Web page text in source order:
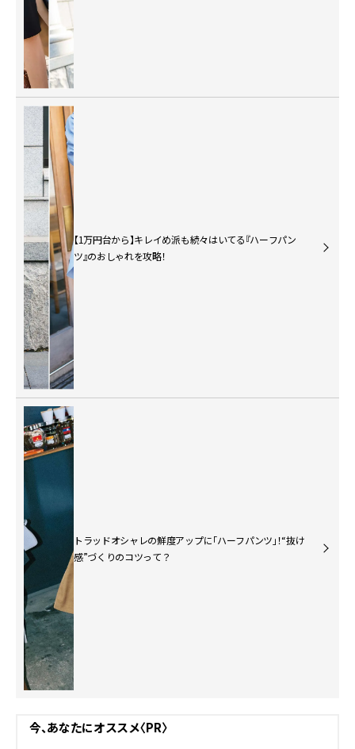
【1万円台から】キレイめ派も続々はいてる『ハーフパン
ツ』のおしゃれを攻略！
トラッドオシャレの鮮度アップに「ハーフパンツ」！“抜け
感”づくりのコツって？
今、あなたにオススメ〈PR〉